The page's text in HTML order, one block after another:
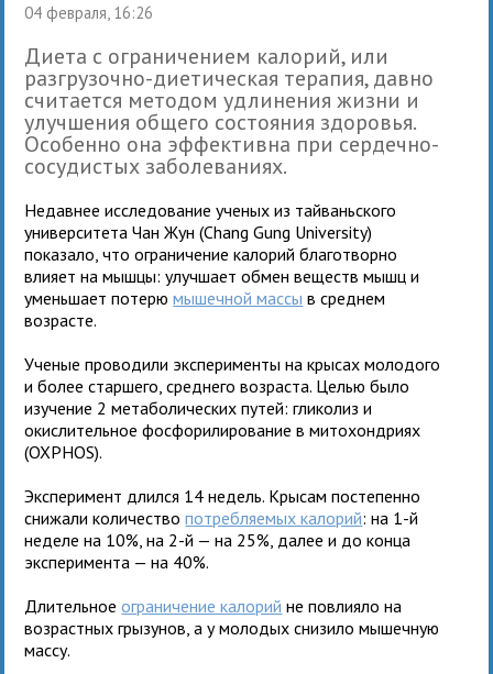
04 февраля, 16:26
Диета с ограничением калорий, или
разгрузочно-диетическая терапия, давно
считается методом удлинения жизни и
улучшения общего состояния здоровья.
Особенно она эффективна при сердечно-
сосудистых заболеваниях.
Недавнее исследование ученых из тайваньского
университета Чан Жун (Chang Gung University)
показало, что ограничение калорий благотворно
влияет на мышцы: улучшает обмен веществ мышц и
уменьшает потерюмышечной массы в среднем
возрасте.
Ученые проводили эксперименты на крысах молодого
и более старшего, среднего возраста. Целью было
изучение 2 метаболических путей: гликолиз и
окислительное фосфорилирование в митохондриях
(OXPHOS).
Эксперимент длился 14 недель. Крысам постепенно
снижали количествопотребляемых калорий: на 1-й
неделе на 10%, на 2-й — на 25%, далее и до конца
эксперимента — на 40%.
Длительноеограничение калорий не повлияло на
возрастных грызунов, а у молодых снизило мышечную
массу.